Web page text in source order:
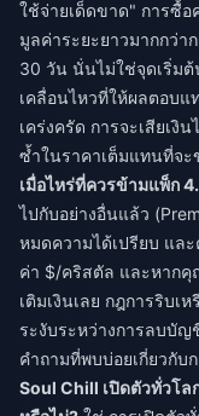
ใช้จ่ายเด็ดขาด" การซื้อ
มูลค่าระยะยาวมากกว่
30 วัน นั่นไม่ใช่จุดเริ่ม
เคลื่อนไหวที่ให้ผลตอบแ
เคร่งครัด การจะเสียเ
ซ้ำในราคาเต็มแทนที่จะ
เมื่อไหร่ที่ควรข้ามแพ็ก
ไปกับอย่างอื่นแล้ว
หมดความได้เปรียบ แล
ค่า $/คริสตัล และหาก
เติมเงินเลย กฎการริบ
ระงับระหว่างการลบบัญ
คำถามที่พบบ่อยเกี่ยวกับ
Soul Chill เปิดตัวทั่วโล